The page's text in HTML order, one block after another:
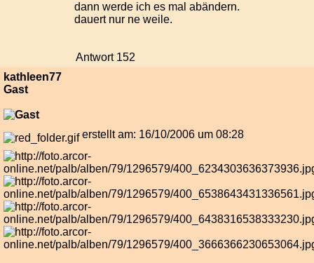
dann werde ich es mal abändern.
dauert nur ne weile.
Antwort 152
kathleen77
Gast
erstellt am: 16/10/2006 um 08:28